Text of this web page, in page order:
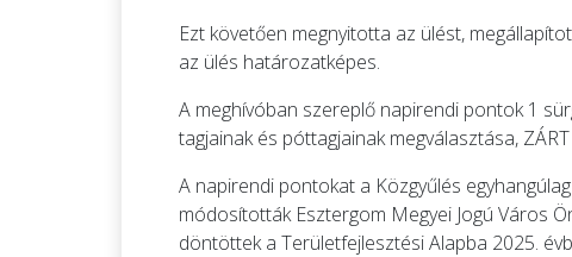
Ezt követően megnyitotta az ülést,
az ülés határozatképes.
A meghívóban szereplő napirendi pontok 1
tagjainak és póttagjainak megválasztása,
A napirendi pontokat a Közgyűlés
módosították Esztergom Megyei Jogú Város
döntöttek a Területfejlesztési Alapba 2025.